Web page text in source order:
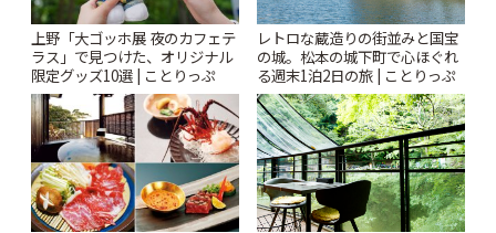
上野「大ゴッホ展 夜のカフェテ
ラス」で見つけた、オリジナル
限定グッズ10選 | ことりっぷ
レトロな蔵造りの街並みと国宝
の城。松本の城下町で心ほぐれ
る週末1泊2日の旅 | ことりっぷ